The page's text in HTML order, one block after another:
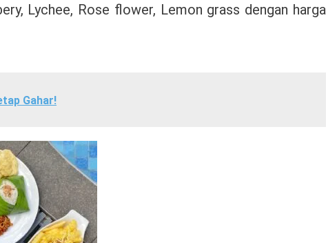
Lychee, Rose flower, Lemon grass dengan harga
Gahar!